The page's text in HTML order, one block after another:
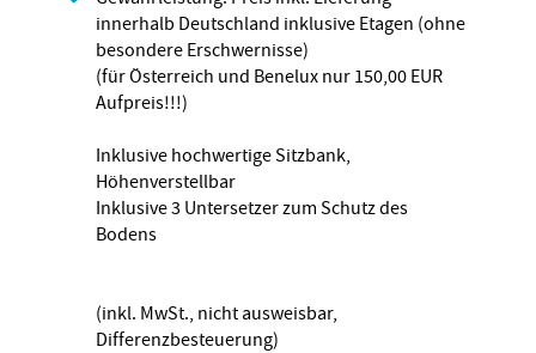
innerhalb Deutschland inklusive Etagen (ohne
besondere Erschwernisse)
(für Österreich und Benelux nur 150,00 EUR
Aufpreis!!!)
Inklusive hochwertige Sitzbank,
Höhenverstellbar
Inklusive 3 Untersetzer zum Schutz des
Bodens
(inkl. MwSt., nicht ausweisbar,
Differenzbesteuerung)